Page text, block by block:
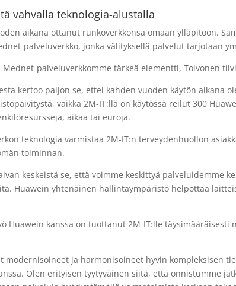
vahvalla teknologia-alustalla
aikana ottanut runkoverkkonsa omaan ylläpitoon.
palveluverkko, jonka välityksellä palvelut tarjotaan
palveluverkkomme tärkeä elementti, Toivonen
kertoo paljon se, ettei kahden vuoden käytön aikana
vaikka 2M-IT:llä on käytössä reilut 300
aikaa tai euroja.
teknologia varmistaa 2M-IT:n terveydenhuollon
toiminnan.
keskeistä se, että voimme keskittyä palveluidemme
Huawein yhtenäinen hallintaympäristö helpottaa
Huawein kanssa on tuottanut 2M-IT:lle täysimääräisesti
ja harmonisoineet hyvin kompleksisen
Olen erityisen tyytyväinen siitä, että onnistumme